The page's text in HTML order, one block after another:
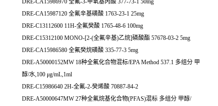
DRE-CA15986970 全氟-3-甲氧基丙酸 377-73-1 50mg
DRE-CA15987120 全氟辛基磺酸 1763-23-1 25mg
DRE-C13112600 11H-全氟癸酸 1765-48-6 100mg
DRE-C15312100 MONO-[2-(全氟辛基)乙烷]磷酸酯 57678-03-2 5mg
DRE-CA15986580 全氟癸烷磺酸 335-77-3 5mg
DRE-A50000152MW 18种全氟化合物混标/EPA Method 537.1 多组分 甲
醇/水,100 μg/mL,1ml
DRE-C15986640 2H-全氟-2-癸烯酸 70887-84-2
DRE-A50000647MW 27种全氟烷基化合物(PFAS)混标 多组分 甲醇/